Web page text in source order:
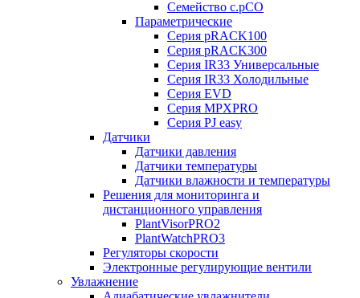
Семейство c.pCO
Параметрические
Серия pRACK100
Серия pRACK300
Серия IR33 Универсальные
Серия IR33 Холодильные
Серия EVD
Серия MPXPRO
Серия PJ easy
Датчики
Датчики давления
Датчики температуры
Датчики влажности и температуры
Решения для мониторинга и
дистанционного управления
PlantVisorPRO2
PlantWatchPRO3
Регуляторы скорости
Электронные регулирующие вентили
Увлажнение